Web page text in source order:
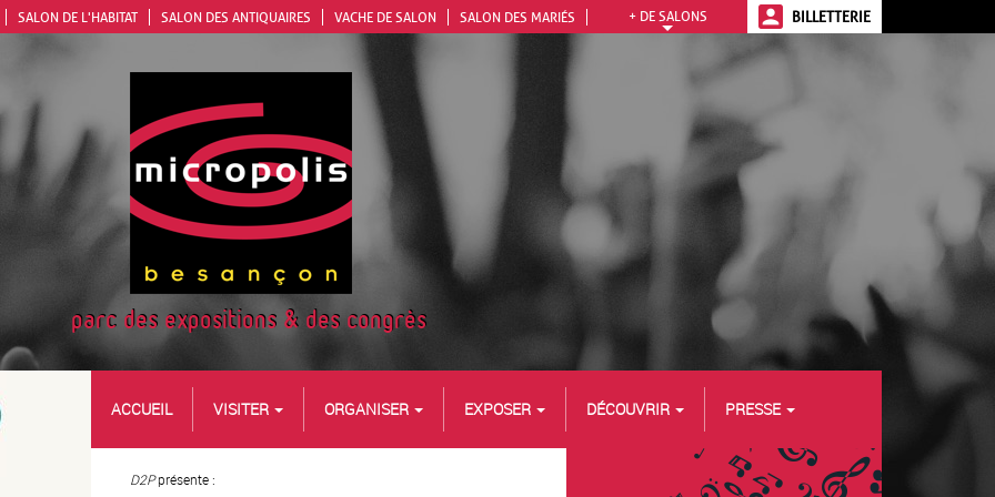
parc des expositions & des congrès
ACCUEIL VISITER ORGANISER EXPOSER DÉCOUVRIR PRESSE
D2Pprésente :
BILLETTERIE
SALON DE L'HABITAT SALON DES ANTIQUAIRES VACHE DE SALON SALON DES MARIÉS + DE SALONS